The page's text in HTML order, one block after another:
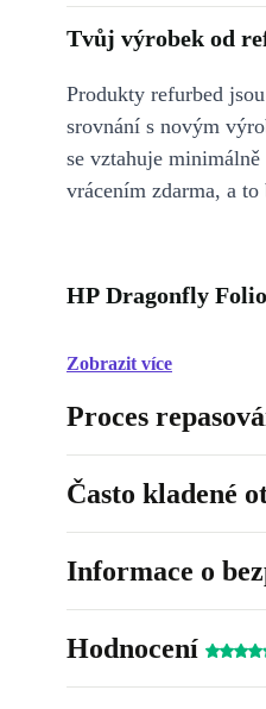
Tvůj výrobek od
Produkty refurbed
srovnání s novým
se vztahuje
vrácením zdarma, a
HP Dragonfly
Zobrazit více
Proces
Často kladené
Informace o
Hodnocení